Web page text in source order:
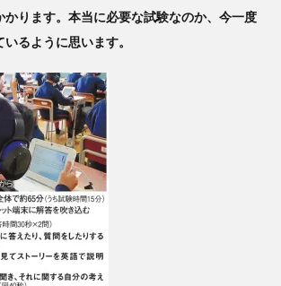
かります。本当に必要な試験なのか、今一度
るように思います。